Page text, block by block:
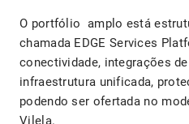
O portfólio amplo está
chamada EDGE Services
conectividade, integrações de
infraestrutura unificada,
podendo ser ofertada no
Vilela.